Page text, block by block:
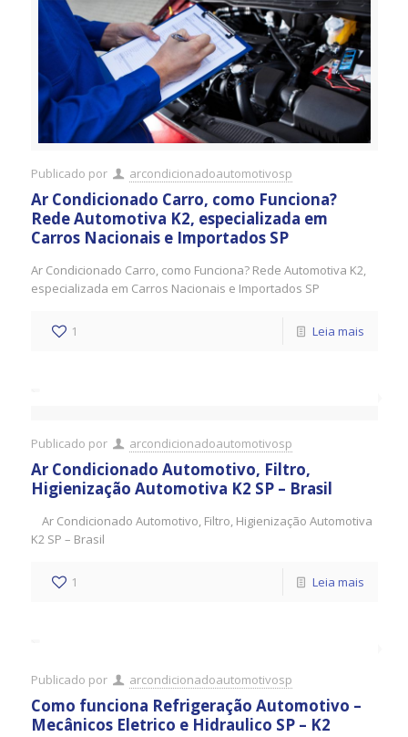
Publicado por arcondicionadoautomotivosp
Ar Condicionado Carro, como Funciona?
Rede Automotiva K2, especializada em
Carros Nacionais e Importados SP
Ar Condicionado Carro, como Funciona? Rede Automotiva K2,
especializada em Carros Nacionais e Importados SP
1 Leia mais
Publicado por arcondicionadoautomotivosp
Ar Condicionado Automotivo, Filtro,
Higienização Automotiva K2 SP – Brasil
Ar Condicionado Automotivo, Filtro, Higienização Automotiva
K2 SP – Brasil
1 Leia mais
Publicado por arcondicionadoautomotivosp
Como funciona Refrigeração Automotivo –
Mecânicos Eletrico e Hidraulico SP – K2